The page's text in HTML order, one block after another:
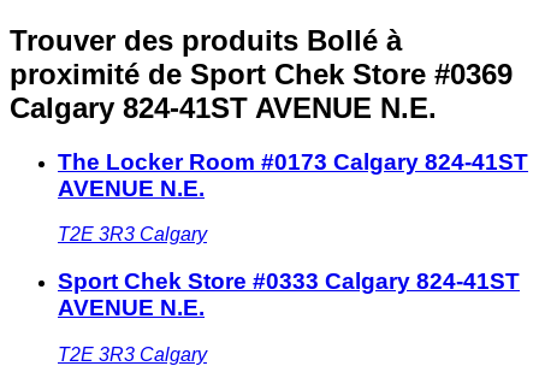
Trouver des produits Bollé à
proximité de Sport Chek Store #0369
Calgary 824-41ST AVENUE N.E.
The Locker Room #0173 Calgary 824-41ST
AVENUE N.E.
T2E 3R3 Calgary
Sport Chek Store #0333 Calgary 824-41ST
AVENUE N.E.
T2E 3R3 Calgary